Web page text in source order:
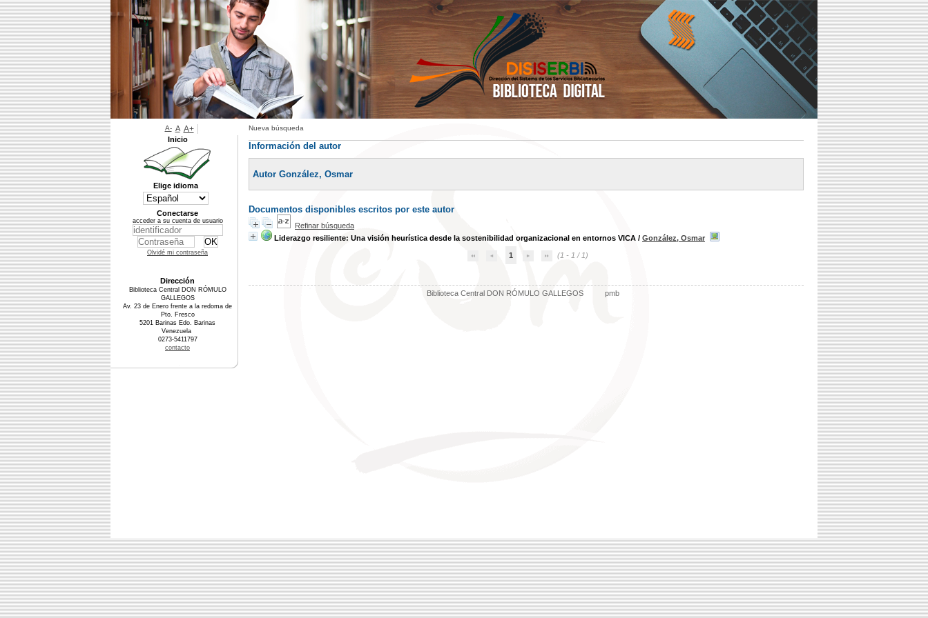
Nueva búsqueda
Información del autor
Autor González, Osmar
Documentos disponibles escritos por este autor
Refinar búsqueda
Liderazgo resiliente: Una visión heurística desde la sostenibilidad organizacional en entornos VICA / González, Osmar
1 (1 - 1 / 1)
Biblioteca Central DON RÓMULO GALLEGOS pmb
A- A A+
Inicio
Elige idioma
Conectarse
acceder a su cuenta de usuario
Olvidé mi contraseña
Dirección
Biblioteca Central DON RÓMULO
GALLEGOS
Av. 23 de Enero frente a la redoma de
Pto. Fresco
5201 Barinas Edo. Barinas
Venezuela
0273-5411797
contacto